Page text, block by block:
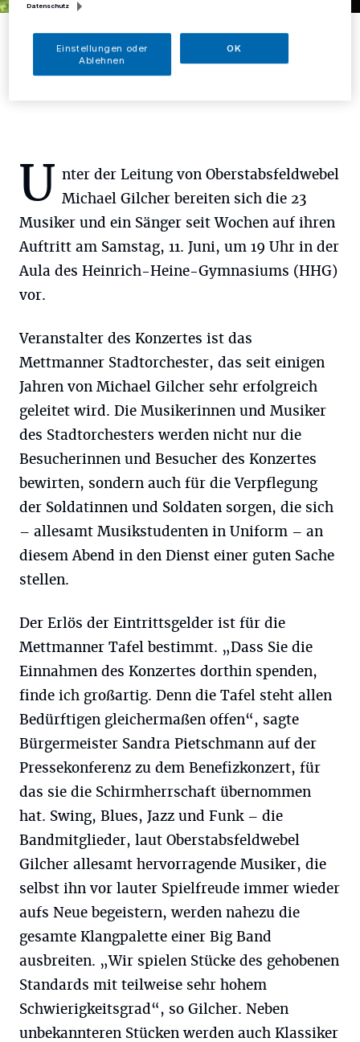
Vorsitzender des Stadtorchesters.
U nter der Leitung von Oberstabsfeldwebel
Michael Gilcher bereiten sich die 23
Musiker und ein Sänger seit Wochen auf ihren
Auftritt am Samstag, 11. Juni, um 19 Uhr in der
Aula des Heinrich-Heine-Gymnasiums (HHG)
vor.
Veranstalter des Konzertes ist das
Mettmanner Stadtorchester, das seit einigen
Jahren von Michael Gilcher sehr erfolgreich
geleitet wird. Die Musikerinnen und Musiker
des Stadtorchesters werden nicht nur die
Besucherinnen und Besucher des Konzertes
bewirten, sondern auch für die Verpflegung
der Soldatinnen und Soldaten sorgen, die sich
– allesamt Musikstudenten in Uniform – an
diesem Abend in den Dienst einer guten Sache
stellen.
Der Erlös der Eintrittsgelder ist für die
Mettmanner Tafel bestimmt. „Dass Sie die
Einnahmen des Konzertes dorthin spenden,
finde ich großartig. Denn die Tafel steht allen
Bedürftigen gleichermaßen offen“, sagte
Bürgermeister Sandra Pietschmann auf der
Pressekonferenz zu dem Benefizkonzert, für
das sie die Schirmherrschaft übernommen
hat. Swing, Blues, Jazz und Funk – die
Bandmitglieder, laut Oberstabsfeldwebel
Gilcher allesamt hervorragende Musiker, die
selbst ihn vor lauter Spielfreude immer wieder
aufs Neue begeistern, werden nahezu die
gesamte Klangpalette einer Big Band
ausbreiten. „Wir spielen Stücke des gehobenen
Standards mit teilweise sehr hohem
Schwierigkeitsgrad“, so Gilcher. Neben
unbekannteren Stücken werden auch Klassiker
Datenschutz
Einstellungen oder
Ablehnen
OK